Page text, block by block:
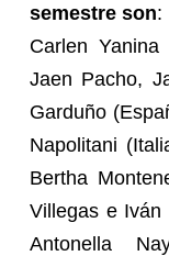
semestre son:
Carlen
Jaen Pacho,
Garduño
Napolitani
Bertha
Villegas e Iván
Antonella